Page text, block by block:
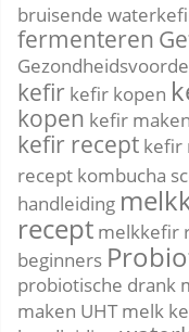
bruisende
fermenteren
kefir kefir kopen
kopen kefir maken
kefir recept kefir
recept kombucha
handleiding
recept melkkefir
beginners
probiotische drank
maken UHT melk